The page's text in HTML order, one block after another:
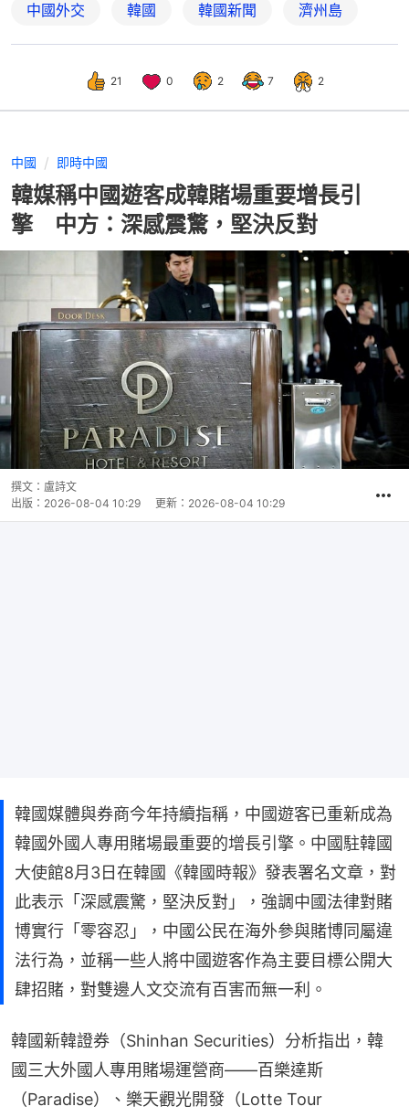
中國外交 韓國 韓國新聞 濟州島
21 0 2 7 2
中國 即時中國
韓媒稱中國遊客成韓賭場重要增長引
擎 中方：深感震驚，堅決反對
撰文： 盧詩文
出版： 2026-08-04 10:29 更新： 2026-08-04 10:29
韓國媒體與券商今年持續指稱，中國遊客已重新成為
韓國外國人專用賭場最重要的增長引擎。中國駐韓國
大使館8月3日在韓國《韓國時報》發表署名文章，對
此表示「深感震驚，堅決反對」，強調中國法律對賭
博實行「零容忍」，中國公民在海外參與賭博同屬違
法行為，並稱一些人將中國遊客作為主要目標公開大
肆招賭，對雙邊人文交流有百害而無一利。
韓國新韓證券（Shinhan Securities）分析指出，韓
國三大外國人專用賭場運營商——百樂達斯
（Paradise）、樂天觀光開發（Lotte Tour